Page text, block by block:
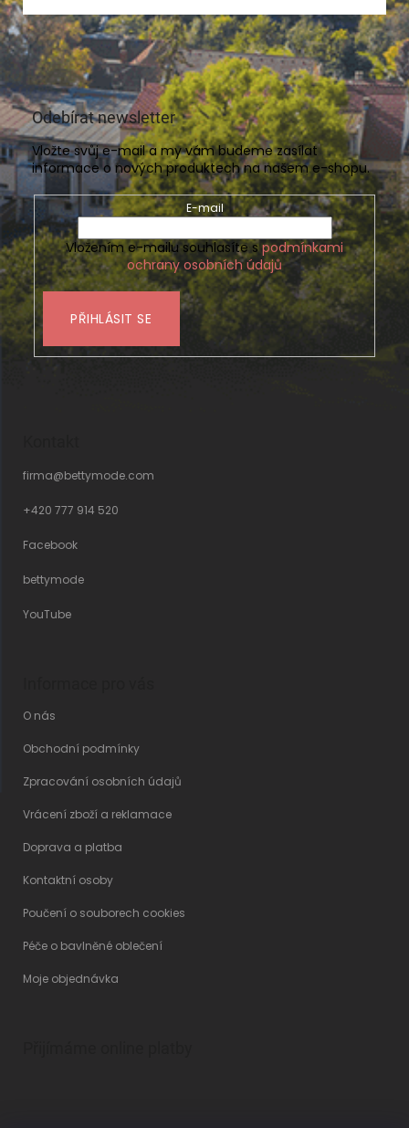
Odebírat newsletter
Vložte svůj e-mail a my vám budeme zasílat
informace o nových produktech na našem e-shopu.
E-mail
Vložením e-mailu souhlasíte spodmínkami
ochrany osobních údajů
PŘIHLÁSIT SE
firma@bettymode.com
+420 777 914 520
Facebook
bettymode
YouTube
O nás
Obchodní podmínky
Zpracování osobních údajů
Vrácení zboží a reklamace
Doprava a platba
Kontaktní osoby
Poučení o souborech cookies
Péče o bavlněné oblečení
Moje objednávka